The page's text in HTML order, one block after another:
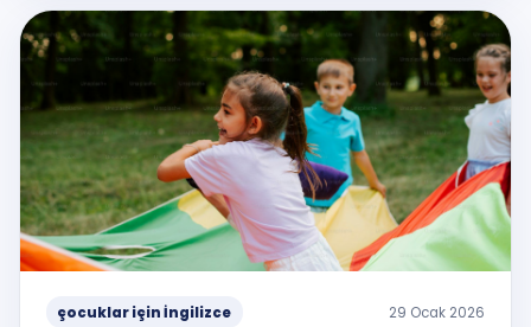
çocuklar için İngilizce 29 Ocak 2026